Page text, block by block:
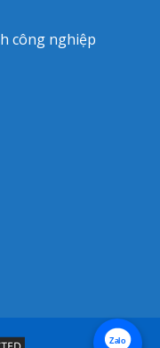
công nghiệp
Zalo